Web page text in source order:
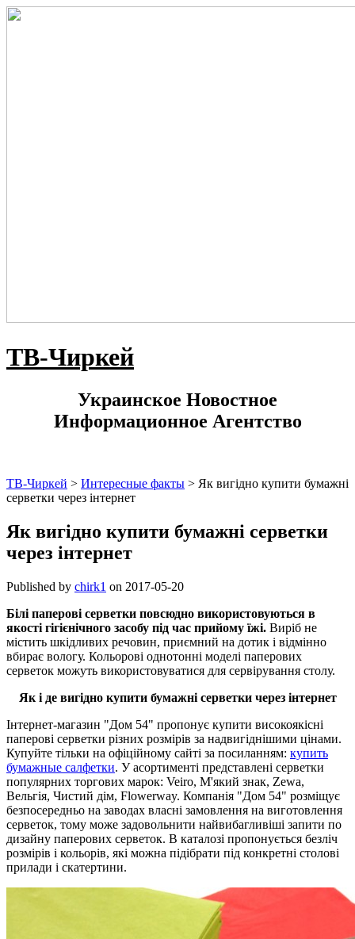
ТВ-Чиркей
Украинское Новостное
Информационное Агентство
ТВ-Чиркей > Интересные факты > Як вигідно купити бумажні
серветки через інтернет
Як вигідно купити бумажні серветки
через інтернет
Published by chirk1 on 2017-05-20
Білі паперові серветки повсюдно використовуються в
якості гігієнічного засобу під час прийому їжі. Виріб не
містить шкідливих речовин, приємний на дотик і відмінно
вбирає вологу. Кольорові однотонні моделі паперових
серветок можуть використовуватися для сервірування столу.
Як і де вигідно купити бумажні серветки через інтернет
Інтернет-магазин "Дом 54" пропонує купити високоякісні
паперові серветки різних розмірів за надвигіднішими цінами.
Купуйте тільки на офіційному сайті за посиланням: купить
бумажные салфетки. У асортименті представлені серветки
популярних торгових марок: Veiro, М'який знак, Zewa,
Вельгія, Чистий дім, Flowerway. Компанія "Дом 54" розміщує
безпосередньо на заводах власні замовлення на виготовлення
серветок, тому може задовольнити найвибагливіші запити по
дизайну паперових серветок. В каталозі пропонується безліч
розмірів і кольорів, які можна підібрати під конкретні столові
прилади і скатертини.